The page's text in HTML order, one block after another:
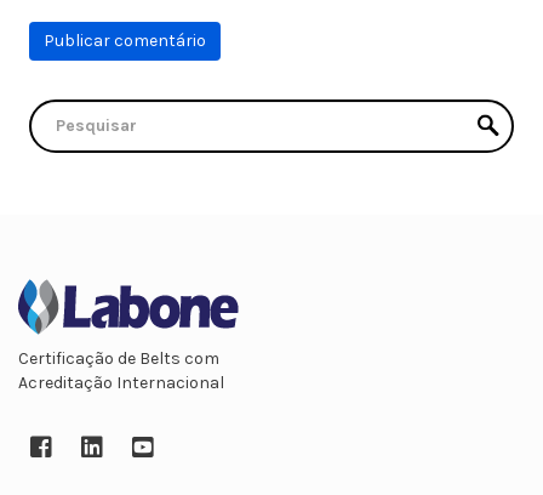
Certificação de Belts com
Acreditação Internacional
Facebook
LinkedInYouTube